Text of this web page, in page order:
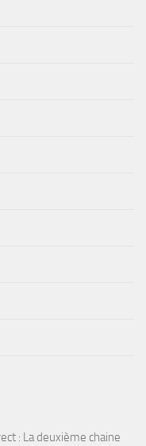
: La deuxième chaine